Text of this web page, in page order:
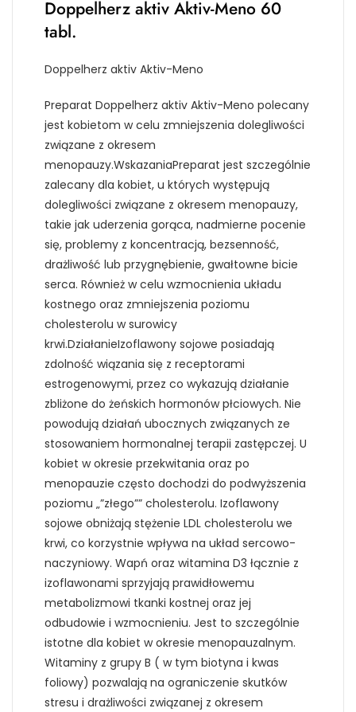
Doppelherz aktiv Aktiv-Meno 60
tabl.
Doppelherz aktiv Aktiv-Meno
Preparat Doppelherz aktiv Aktiv-Meno polecany
jest kobietom w celu zmniejszenia dolegliwości
związane z okresem
menopauzy.WskazaniaPreparat jest szczególnie
zalecany dla kobiet, u których występują
dolegliwości związane z okresem menopauzy,
takie jak uderzenia gorąca, nadmierne pocenie
się, problemy z koncentracją, bezsenność,
drażliwość lub przygnębienie, gwałtowne bicie
serca. Również w celu wzmocnienia układu
kostnego oraz zmniejszenia poziomu
cholesterolu w surowicy
krwi.DziałanieIzoflawony sojowe posiadają
zdolność wiązania się z receptorami
estrogenowymi, przez co wykazują działanie
zbliżone do żeńskich hormonów płciowych. Nie
powodują działań ubocznych związanych ze
stosowaniem hormonalnej terapii zastępczej. U
kobiet w okresie przekwitania oraz po
menopauzie często dochodzi do podwyższenia
poziomu „”złego”” cholesterolu. Izoflawony
sojowe obniżają stężenie LDL cholesterolu we
krwi, co korzystnie wpływa na układ sercowo-
naczyniowy. Wapń oraz witamina D3 łącznie z
izoflawonami sprzyjają prawidłowemu
metabolizmowi tkanki kostnej oraz jej
odbudowie i wzmocnieniu. Jest to szczególnie
istotne dla kobiet w okresie menopauzalnym.
Witaminy z grupy B ( w tym biotyna i kwas
foliowy) pozwalają na ograniczenie skutków
stresu i drażliwości związanej z okresem